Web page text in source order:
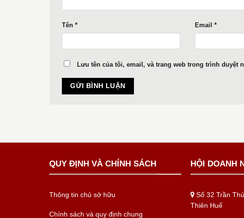
Tên * Email*
Lưu tên của tôi, email, và trang web trong trình duyệt
QUY ĐỊNH VÀ CHÍNH SÁCH
Thông tin chủ sở hữu
Chính sách và quy định chung
HỘI DOANH
Số 32 Trần
Thiên Huế